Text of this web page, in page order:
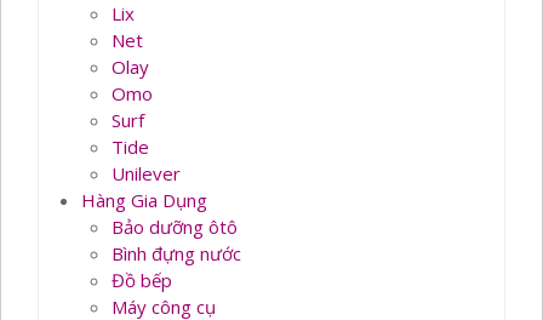
Lix
Net
Olay
Omo
Surf
Tide
Unilever
Hàng Gia Dụng
Bảo dưỡng ôtô
Bình đựng nước
Đồ bếp
Máy công cụ